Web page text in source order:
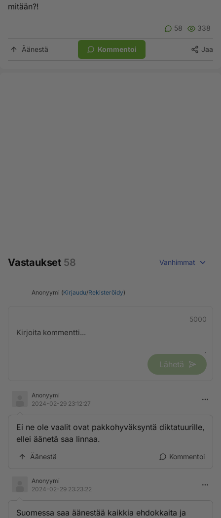
mitään?!
58 338
Äänestä Kommentoi Jaa
Vastaukset 58 Vanhimmat
Anonyymi (Kirjaudu/Rekisteröidy)
5000
Lähetä
Anonyymi
2024-02-29 23:12:27
Ei ne ole vaalit ovat pakkohyväksyntä diktatuurille,
ellei äänetä saa linnaa.
Äänestä Kommentoi
Anonyymi
2024-02-29 23:23:22
Suomessa saa äänestää kaikkia ehdokkaita ja